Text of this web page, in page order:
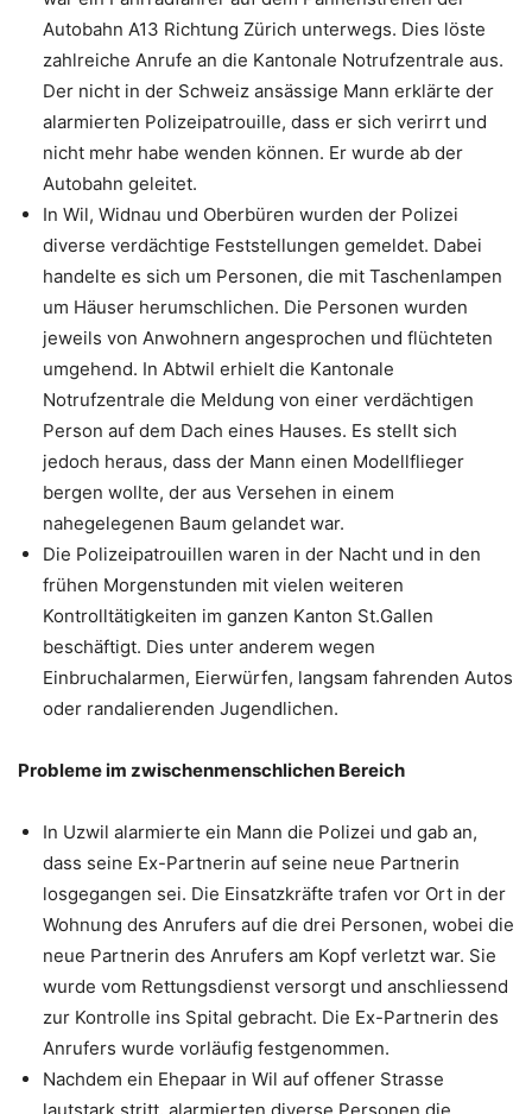
Autobahn A13 Richtung Zürich unterwegs. Dies löste
zahlreiche Anrufe an die Kantonale Notrufzentrale aus.
Der nicht in der Schweiz ansässige Mann erklärte der
alarmierten Polizeipatrouille, dass er sich verirrt und
nicht mehr habe wenden können. Er wurde ab der
Autobahn geleitet.
In Wil, Widnau und Oberbüren wurden der Polizei
diverse verdächtige Feststellungen gemeldet. Dabei
handelte es sich um Personen, die mit Taschenlampen
um Häuser herumschlichen. Die Personen wurden
jeweils von Anwohnern angesprochen und flüchteten
umgehend. In Abtwil erhielt die Kantonale
Notrufzentrale die Meldung von einer verdächtigen
Person auf dem Dach eines Hauses. Es stellt sich
jedoch heraus, dass der Mann einen Modellflieger
bergen wollte, der aus Versehen in einem
nahegelegenen Baum gelandet war.
Die Polizeipatrouillen waren in der Nacht und in den
frühen Morgenstunden mit vielen weiteren
Kontrolltätigkeiten im ganzen Kanton St.Gallen
beschäftigt. Dies unter anderem wegen
Einbruchalarmen, Eierwürfen, langsam fahrenden Autos
oder randalierenden Jugendlichen.
Probleme im zwischenmenschlichen Bereich
In Uzwil alarmierte ein Mann die Polizei und gab an,
dass seine Ex-Partnerin auf seine neue Partnerin
losgegangen sei. Die Einsatzkräfte trafen vor Ort in der
Wohnung des Anrufers auf die drei Personen, wobei die
neue Partnerin des Anrufers am Kopf verletzt war. Sie
wurde vom Rettungsdienst versorgt und anschliessend
zur Kontrolle ins Spital gebracht. Die Ex-Partnerin des
Anrufers wurde vorläufig festgenommen.
Nachdem ein Ehepaar in Wil auf offener Strasse
lautstark stritt, alarmierten diverse Personen die